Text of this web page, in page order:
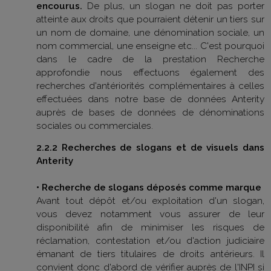
encourus. De plus, un slogan ne doit pas porter
atteinte aux droits que pourraient détenir un tiers sur
un nom de domaine, une dénomination sociale, un
nom commercial, une enseigne etc... C'est pourquoi
dans le cadre de la prestation Recherche
approfondie nous effectuons également des
recherches d'antériorités complémentaires à celles
effectuées dans notre base de données Anterity
auprès de bases de données de dénominations
sociales ou commerciales.
2.2.2 Recherches de slogans et de visuels dans
Anterity
• Recherche de slogans déposés comme marque
Avant tout dépôt et/ou exploitation d'un slogan,
vous devez notamment vous assurer de leur
disponibilité afin de minimiser les risques de
réclamation, contestation et/ou d'action judiciaire
émanant de tiers titulaires de droits antérieurs. Il
convient donc d'abord de vérifier auprès de l'INPI si